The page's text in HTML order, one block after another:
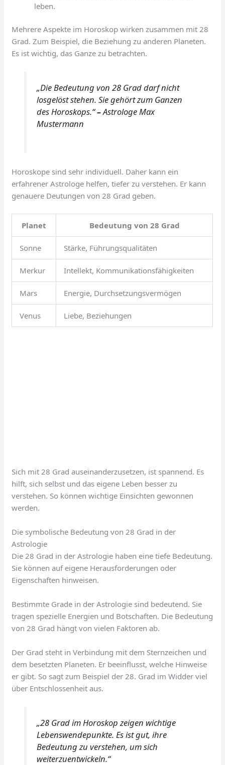
leben.
Mehrere Aspekte im Horoskop wirken zusammen mit 28
Grad. Zum Beispiel, die Beziehung zu anderen Planeten.
Es ist wichtig, das Ganze zu betrachten.
„Die Bedeutung von 28 Grad darf nicht
losgelöst stehen. Sie gehört zum Ganzen
des Horoskops.“–Astrologe Max
Mustermann
Horoskope sind sehr individuell. Daher kann ein
erfahrener Astrologe helfen, tiefer zu verstehen. Er kann
genauere Deutungen von 28 Grad geben.
Planet Bedeutung von 28 Grad
Sonne Stärke, Führungsqualitäten
Merkur Intellekt, Kommunikationsfähigkeiten
Mars Energie, Durchsetzungsvermögen
Venus Liebe, Beziehungen
Sich mit 28 Grad auseinanderzusetzen, ist spannend. Es
hilft, sich selbst und das eigene Leben besser zu
verstehen. So können wichtige Einsichten gewonnen
werden.
Die symbolische Bedeutung von 28 Grad in der
Astrologie
Die 28 Grad in der Astrologie haben eine tiefe Bedeutung.
Sie können auf eigene Herausforderungen oder
Eigenschaften hinweisen.
Bestimmte Grade in der Astrologie sind bedeutend. Sie
tragen spezielle Energien und Botschaften. Die Bedeutung
von 28 Grad hängt von vielen Faktoren ab.
Der Grad steht in Verbindung mit dem Sternzeichen und
dem besetzten Planeten. Er beeinflusst, welche Hinweise
er gibt. So sagt zum Beispiel der 28. Grad im Widder viel
über Entschlossenheit aus.
„28 Grad im Horoskop zeigen wichtige
Lebenswendepunkte. Es ist gut, ihre
Bedeutung zu verstehen, um sich
weiterzuentwickeln.“